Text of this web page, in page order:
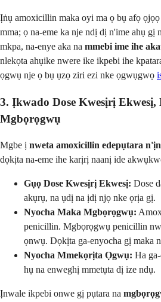
Ịṅụ amoxicillin maka oyi ma ọ bụ afọ
mma; ọ na-eme ka nje ndị dị n'ime ahụ gị
mkpa, na-enye aka na mmebi ime ihe
nlekọta ahụike nwere ike ikpebi ihe
ọgwụ nje ọ bụ ụzọ ziri ezi nke ọgwụgwọ
3. Ịkwado Dose Kwesịrị Ekwesị,
Mgbọrọgwụ
Mgbe ị nweta amoxicillin edepụtara
dọkịta na-eme ihe karịrị naanị ide
Gụọ Dose Kwesịrị Ekwesị: Dose
akụrụ, na ụdị na ịdị njọ nke ọrịa gị.
Nyocha Maka Mgbọrọgwụ:
penicillin. Mgbọrọgwụ penicillin
ọnwụ. Dọkịta ga-enyocha gị maka
Nyocha Mmekọrịta Ọgwụ: Ha
hụ na enweghị mmetụta dị ize ndụ.
Ịnwale ikpebi onwe gị pụtara na